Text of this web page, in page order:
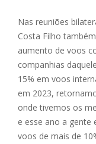
Nas reuniões
Costa Filho
aumento de voos
companhias
15% em voos
em 2023,
onde tivemos os
e esse ano a gente
voos de mais de